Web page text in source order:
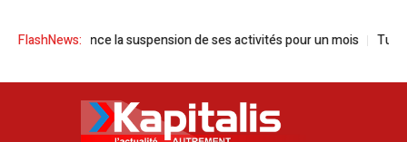
FlashNews:
annonce la suspension de ses activités pour un mois Tunisie |